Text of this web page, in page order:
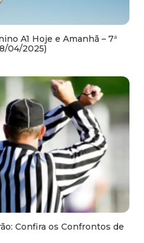
A1 Hoje e Amanhã – 7ª
04/2025)
Confira os Confrontos de